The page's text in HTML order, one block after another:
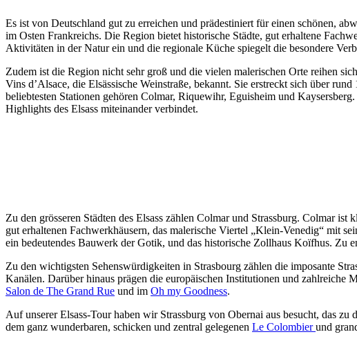
Es ist von Deutschland gut zu erreichen und prädestiniert für einen schönen,
im Osten Frankreichs. Die Region bietet historische Städte, gut erhaltene
Aktivitäten in der Natur ein und die regionale Küche spiegelt die besondere
Zudem ist die Region nicht sehr groß und die vielen malerischen Orte reihen
Vins d’Alsace, die Elsässische Weinstraße, bekannt. Sie erstreckt sich über
beliebtesten Stationen gehören Colmar, Riquewihr, Eguisheim und Kaysersberg
Highlights des Elsass miteinander verbindet.
Zu den grösseren Städten des Elsass zählen Colmar und Strassburg. Colmar
gut erhaltenen Fachwerkhäusern, das malerische Viertel „Klein-Venedig“ mit
ein bedeutendes Bauwerk der Gotik, und das historische Zollhaus Koïfhus. Zu
Zu den wichtigsten Sehenswürdigkeiten in Strasbourg zählen die imposante
Kanälen. Darüber hinaus prägen die europäischen Institutionen und
Salon de The Grand Rue und im Oh my Goodness.
Auf unserer Elsass-Tour haben wir Strassburg von Obernai aus besucht, das
dem ganz wunderbaren, schicken und zentral gelegenen Le Colombierund